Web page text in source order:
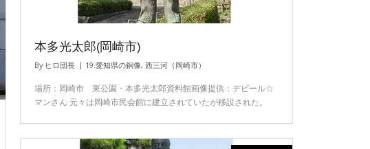
本多光太郎(岡崎市)
By ヒロ団長 19.愛知県の銅像, 西三河（岡崎市）
場所：岡崎市 東公園・本多光太郎資料館画像提供：デビール☆
マンさん 元々は岡崎市民会館に建立されていたが移設された。